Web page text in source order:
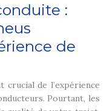
:
de
de l’expérience
Pourtant, les